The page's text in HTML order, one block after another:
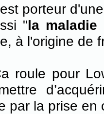
porteur
"la
à l'origine de
roule pour
par la prise